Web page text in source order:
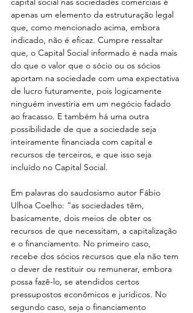
apenas um elemento da estruturação legal
que, como mencionado acima, embora
indicado, não é eficaz. Cumpre ressaltar
que, o Capital Social informado é nada mais
do que o valor que o sócio ou os sócios
aportam na sociedade com uma expectativa
de lucro futuramente, pois logicamente
ninguém investiria em um negócio fadado
ao fracasso. E também há uma outra
possibilidade de que a sociedade seja
inteiramente financiada com capital e
recursos de terceiros, e que isso seja
incluído no Capital Social.
Em palavras do saudosismo autor Fábio
Ulhoa Coelho: “as sociedades têm,
basicamente, dois meios de obter os
recursos de que necessitam, a capitalização
e o financiamento. No primeiro caso,
recebe dos sócios recursos que ela não tem
o dever de restituir ou remunerar, embora
possa fazê-lo, se atendidos certos
pressupostos econômicos e jurídicos. No
segundo caso, seja o financiamento